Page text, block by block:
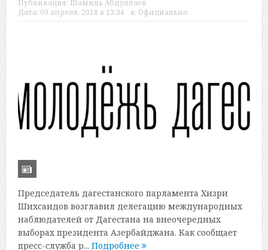
Публикация: Шамиль Абдуллаев
Дата: 09 апреля, 2018 в 13:34 в: Официально
Председатель дагестанского парламента Хизри
Шихсаидов возглавил делегацию международных
наблюдателей от Дагестана на внеочередных
выборах президента Азербайджана. Как сообщает
пресс-служба р... Подробнее